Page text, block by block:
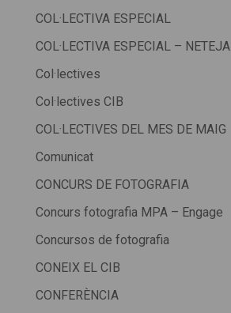
COL·LECTIVA ESPECIAL
COL·LECTIVA ESPECIAL – NETEJA
Col·lectives
Col·lectives CIB
COL·LECTIVES DEL MES DE MAIG
Comunicat
CONCURS DE FOTOGRAFIA
Concurs fotografia MPA – Engage
Concursos de fotografia
CONEIX EL CIB
CONFERÈNCIA